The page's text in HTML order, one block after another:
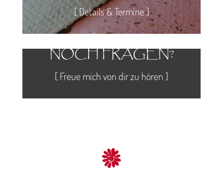
[ Details & Termine ]
NOCH FRAGEN?
[ Freue mich von dir zu hören ]